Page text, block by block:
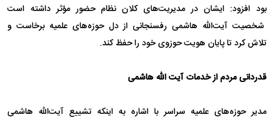
بود افزود: ایشان در مدیریت‌های کلان نظام حضور مؤثر داشته است
شخصیت آیت‌الله هاشمی رفسنجانی از دل حوزه‌های علمیه برخاست و
تلاش کرد تا پایان هویت حوزوی خود را حفظ کند.
قدردانی مردم از خدمات آیت الله هاشمی
مدیر حوزه‌های علمیه سراسر با اشاره به اینکه تشییع آیت‌الله هاشمی